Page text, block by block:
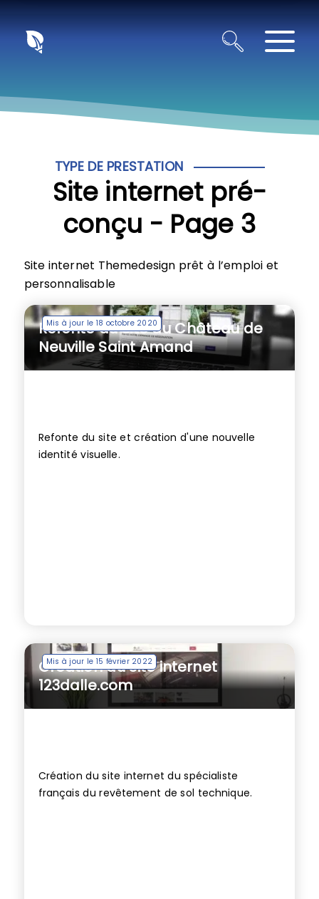
TYPE DE PRESTATION
Site internet pré-
conçu - Page 3
Site internet Themedesign prêt à l’emploi et
personnalisable
Mis à jour le 18 octobre 2020
Refonte du site du Château de
Neuville Saint Amand
Refonte du site et création d'une nouvelle
identité visuelle.
Mis à jour le 15 février 2022
Création du site internet
123dalle.com
Création du site internet du spécialiste
français du revêtement de sol technique.
Panneau de gestion des cookies